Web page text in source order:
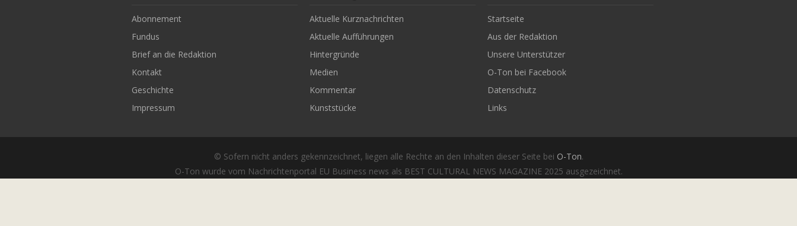
© Sofern nicht anders gekennzeichnet, liegen alle Rechte an den Inhalten dieser Seite bei O-Ton.
O-Ton wurde vom Nachrichtenportal EU Business news als BEST CULTURAL NEWS MAGAZINE 2025 ausgezeichnet.
Abonnement
Fundus
Brief an die Redaktion
Kontakt
Geschichte
Impressum
Aktuelle Kurznachrichten
Aktuelle Aufführungen
Hintergründe
Medien
Kommentar
Kunststücke
Startseite
Aus der Redaktion
Unsere Unterstützer
O-Ton bei Facebook
Datenschutz
Links